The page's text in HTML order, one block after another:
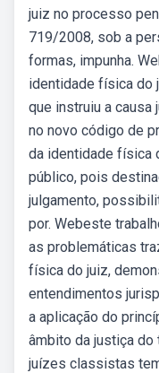
juiz no processo
719/2008, sob a
formas, impunha.
identidade física do
que instruiu a causa
no novo código de
da identidade física
público, pois
julgamento,
por. Webeste
as problemáticas
física do juiz,
entendimentos
a aplicação do
âmbito da justiça do
juízes classistas